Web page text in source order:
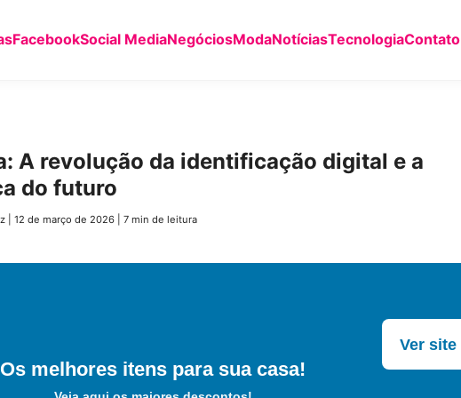
FacebookSocial MediaNegóciosModaNotíciasTecnologiaContato
A revolução da identificação digital e a
do futuro
12 de março de 2026 7 min de leitura
Os melhores itens para sua casa!
Ver site